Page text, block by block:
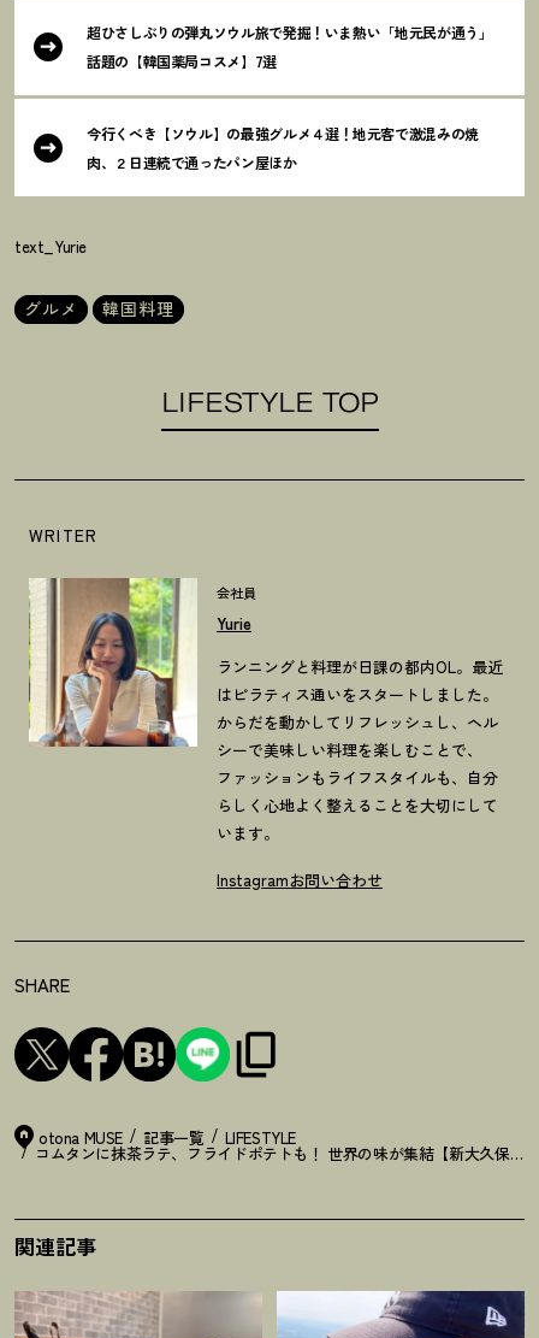
超ひさしぶりの弾丸ソウル旅で発掘！ いま熱い「地元民が通う」
話題の【韓国薬局コスメ】7選
今行くべき【ソウル】の最強グルメ４選！地元客で激混みの焼
肉、２日連続で通ったパン屋ほか
text_Yurie
グルメ 韓国料理
LIFESTYLE TOP
WRITER
会社員
Yurie
ランニングと料理が日課の都内OL。最近
はピラティス通いをスタートしました。
からだを動かしてリフレッシュし、ヘル
シーで美味しい料理を楽しむことで、
ファッションもライフスタイルも、自分
らしく心地よく整えることを大切にして
います。
Instagramお問い合わせ
SHARE
otona MUSE 記事一覧 LIFESTYLE
コムタンに抹茶ラテ、フライドポテトも ！ 世界の味が集結【新大久保】
関連記事